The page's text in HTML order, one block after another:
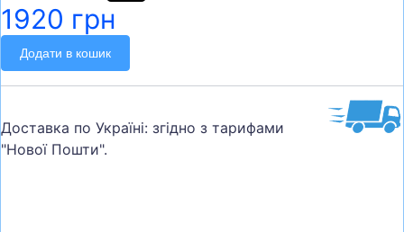
1920 грн
Додати в кошик
Доставка по Україні: згідно з тарифами
"Нової Пошти".